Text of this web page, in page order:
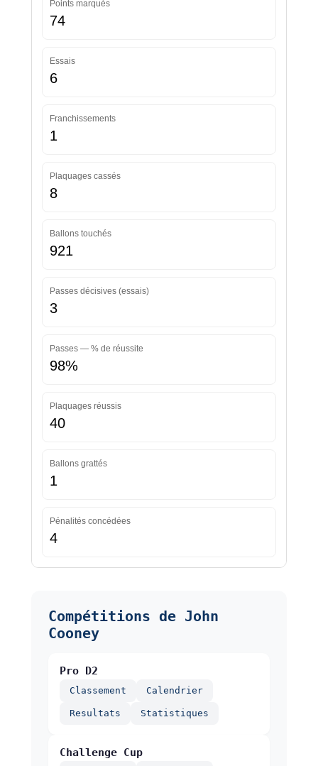
Points marqués
74
Essais
6
Franchissements
1
Plaquages cassés
8
Ballons touchés
921
Passes décisives (essais)
3
Passes — % de réussite
98%
Plaquages réussis
40
Ballons grattés
1
Pénalités concédées
4
Compétitions de John
Cooney
Pro D2
Classement Calendrier
Resultats Statistiques
Challenge Cup